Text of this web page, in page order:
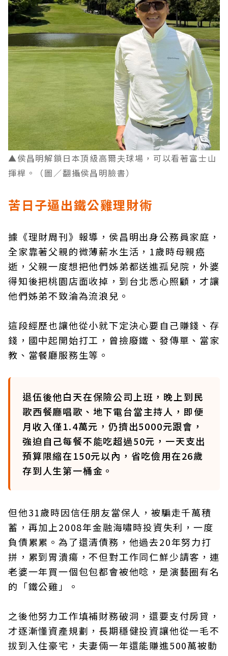
▲侯昌明解鎖日本頂級高爾夫球場，可以看著富士山
揮桿。（圖／翻攝侯昌明臉書）
苦日子逼出鐵公雞理財術
據《理財周刊》報導，侯昌明出身公務員家庭，
全家靠著父親的微薄薪水生活，1歲時母親癌
逝，父親一度想把他們姊弟都送進孤兒院，外婆
得知後把桃園店面收掉，到台北悉心照顧，才讓
他們姊弟不致淪為流浪兒。
這段經歷也讓他從小就下定決心要自己賺錢、存
錢，國中起開始打工，曾撿廢鐵、發傳單、當家
教、當餐廳服務生等。
退伍後他白天在保險公司上班，晚上到民
歌西餐廳唱歌、地下電台當主持人，即便
月收入僅1.4萬元，仍擠出5000元跟會，
強迫自己每餐不能吃超過50元，一天支出
預算限縮在150元以內，省吃儉用在26歲
存到人生第一桶金。
但他31歲時因信任朋友當保人，被騙走千萬積
蓄，再加上2008年金融海嘯時投資失利，一度
負債累累。為了還清債務，他過去20年努力打
拼，累到胃潰瘍，不但對工作同仁鮮少請客，連
老婆一年買一個包包都會被他唸，是演藝圈有名
的「鐵公雞」。
之後他努力工作填補財務破洞，還要支付房貸，
才逐漸懂資產規劃，長期穩健投資讓他從一毛不
拔到入住豪宅，夫妻倆一年還能賺進500萬被動